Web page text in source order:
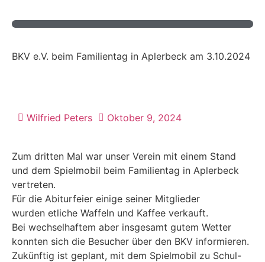
BKV e.V. beim Familientag in Aplerbeck am 3.10.2024
Wilfried Peters Oktober 9, 2024
Zum dritten Mal war unser Verein mit einem Stand
und dem Spielmobil beim Familientag in Aplerbeck
vertreten.
Für die Abiturfeier einige seiner Mitglieder
wurden etliche Waffeln und Kaffee verkauft.
Bei wechselhaftem aber insgesamt gutem Wetter
konnten sich die Besucher über den BKV informieren.
Zukünftig ist geplant, mit dem Spielmobil zu Schul-